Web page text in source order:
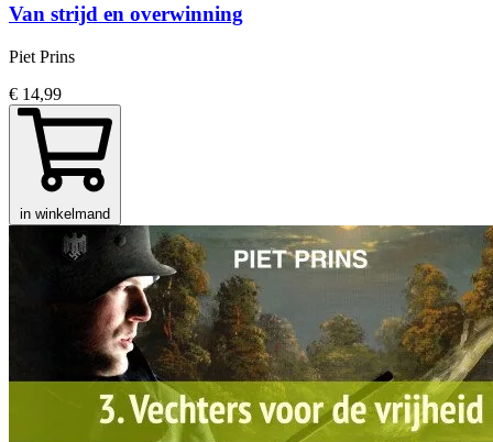
Van strijd en overwinning
Piet Prins
€ 14,99
in winkelmand